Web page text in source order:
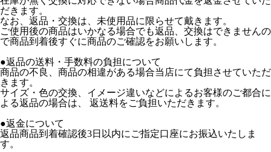
だきます。
なお、返品・交換は、未使用品に限らせて戴きます。
ご使用後の商品はいかなる場合でも返品、交換はできませんの
で商品到着後すぐに商品のご確認をお願いします。
●返品の送料・手数料の負担について
商品の不良、商品の相違がある場合当店にて負担させていただ
きます。
サイズ・色の交換、イメージ違いなどによるお客様のご都合に
よる返品の場合は、 返送料をご負担いただきます。
●返金について
返品商品到着確認後3日以内にご指定口座にお振込いたしま
す。